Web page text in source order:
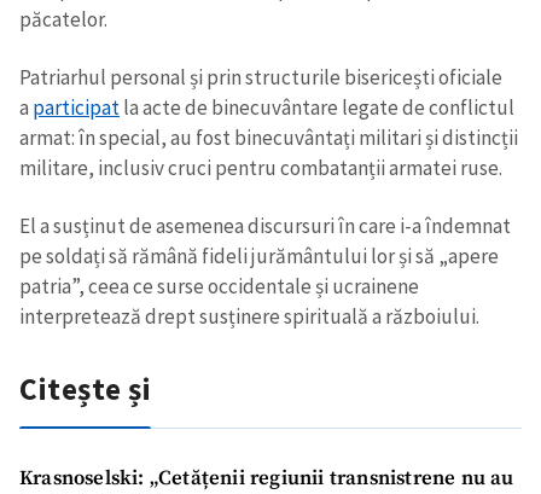
păcatelor.
Patriarhul personal și prin structurile bisericești oficiale
a participatla acte de binecuvântare legate de conflictul
armat: în special, au fost binecuvântați militari și distincții
militare, inclusiv cruci pentru combatanții armatei ruse.
El a susținut de asemenea discursuri în care i-a îndemnat
pe soldați să rămână fideli jurământului lor și să „apere
patria”, ceea ce surse occidentale și ucrainene
interpretează drept susținere spirituală a războiului.
Citește și
Krasnoselski: „Cetățenii regiunii transnistrene nu au